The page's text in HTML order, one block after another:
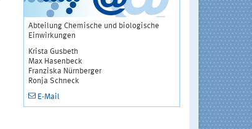
Abteilung Chemische und biologische
Einwirkungen
Krista Gusbeth
Max Hasenbeck
Franziska Nürnberger
Ronja Schneck
E-Mail